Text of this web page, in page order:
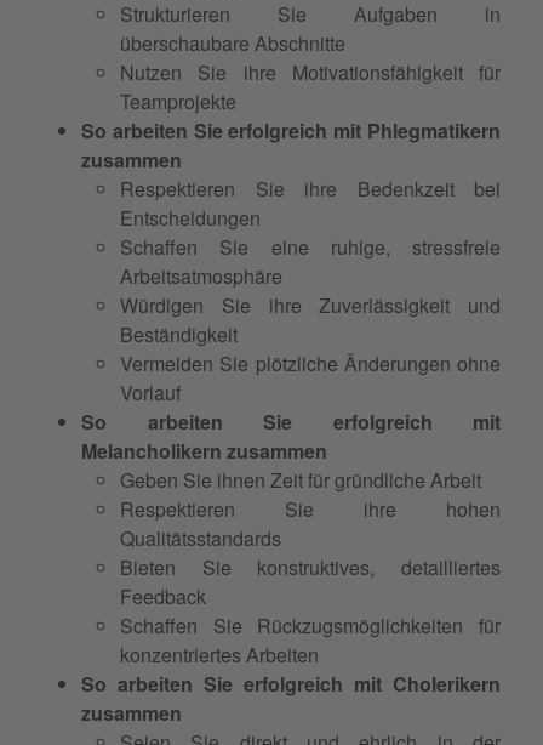
Strukturieren Sie Aufgaben in
überschaubare Abschnitte
Nutzen Sie ihre Motivationsfähigkeit für
Teamprojekte
So arbeiten Sie erfolgreich mit Phlegmatikern
zusammen
Respektieren Sie ihre Bedenkzeit bei
Entscheidungen
Schaffen Sie eine ruhige, stressfreie
Arbeitsatmosphäre
Würdigen Sie ihre Zuverlässigkeit und
Beständigkeit
Vermeiden Sie plötzliche Änderungen ohne
Vorlauf
So arbeiten Sie erfolgreich mit
Melancholikern zusammen
Geben Sie ihnen Zeit für gründliche Arbeit
Respektieren Sie ihre hohen
Qualitätsstandards
Bieten Sie konstruktives, detailliertes
Feedback
Schaffen Sie Rückzugsmöglichkeiten für
konzentriertes Arbeiten
So arbeiten Sie erfolgreich mit Cholerikern
zusammen